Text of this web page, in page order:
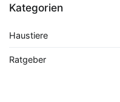
Kategorien
Haustiere
Ratgeber